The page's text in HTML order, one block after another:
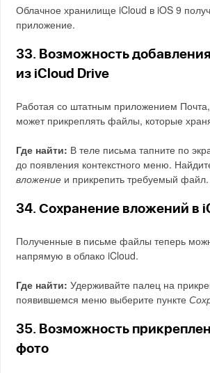
Облачное хранилище iCloud в iOS 9
приложение.
33. Возможность
из iCloud Drive
Работая со штатным приложением Почта,
может прикреплять файлы, которые
Где найти: В теле письма тапните по
до появления контекстного меню.
вложение и прикрепить требуемый файл.
34. Сохранение вложений в
Полученные в письме файлы теперь
напрямую в облако iCloud.
Где найти: Удерживайте палец на
появившемся меню выберите пункте
35. Возможность
фото